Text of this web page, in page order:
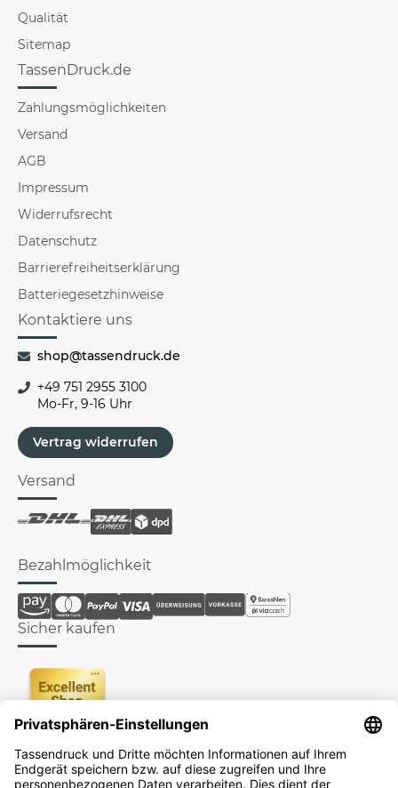
Qualität
Sitemap
TassenDruck.de
Zahlungsmöglichkeiten
Versand
AGB
Impressum
Widerrufsrecht
Datenschutz
Barrierefreiheitserklärung
Batteriegesetzhinweise
Kontaktiere uns
shop@tassendruck.de
+49 751 2955 3100
Mo-Fr, 9-16 Uhr
Vertrag widerrufen
Versand
Bezahlmöglichkeit
Sicher kaufen